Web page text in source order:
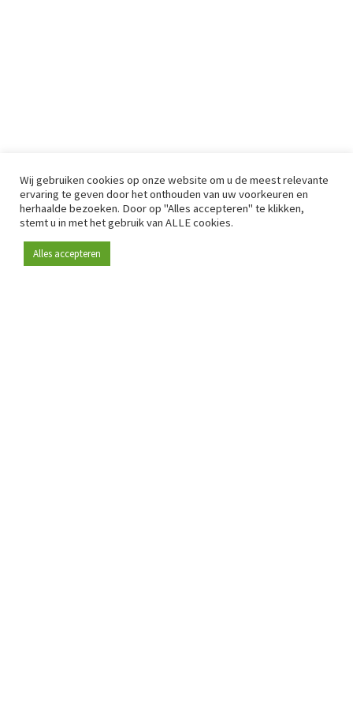
Wij gebruiken cookies op onze website om u de meest relevante
ervaring te geven door het onthouden van uw voorkeuren en
herhaalde bezoeken. Door op "Alles accepteren" te klikken,
stemt u in met het gebruik van ALLE cookies.
Alles accepteren